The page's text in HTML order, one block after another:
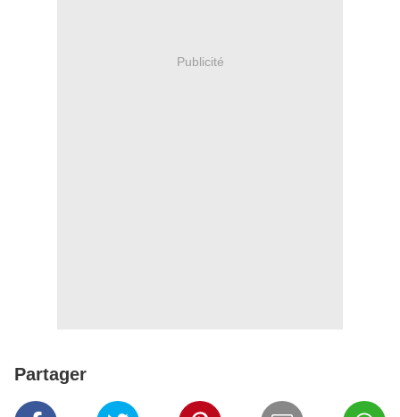
Publicité
Partager